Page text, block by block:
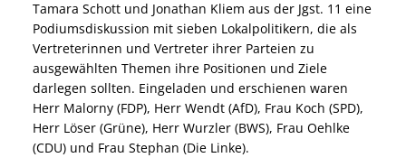
Tamara Schott und Jonathan Kliem aus der Jgst. 11 eine
Podiumsdiskussion mit sieben Lokalpolitikern, die als
Vertreterinnen und Vertreter ihrer Parteien zu
ausgewählten Themen ihre Positionen und Ziele
darlegen sollten. Eingeladen und erschienen waren
Herr Malorny (FDP), Herr Wendt (AfD), Frau Koch (SPD),
Herr Löser (Grüne), Herr Wurzler (BWS), Frau Oehlke
(CDU) und Frau Stephan (Die Linke).